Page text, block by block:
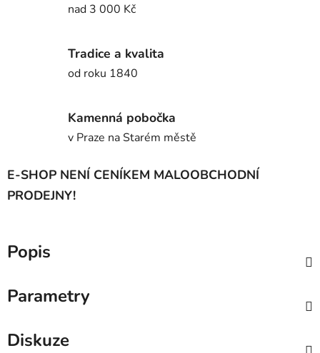
nad 3 000 Kč
Tradice a kvalita
od roku 1840
Kamenná pobočka
v Praze na Starém městě
E-SHOP NENÍ CENÍKEM MALOOBCHODNÍ
PRODEJNY!
Popis
Parametry
Diskuze